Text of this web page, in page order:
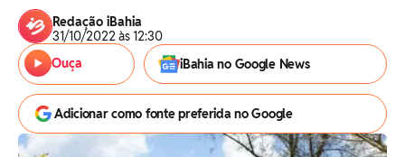
Redação iBahia
31/10/2022 às 12:30
Ouça
iBahia no Google News
Adicionar como fonte preferida no Google